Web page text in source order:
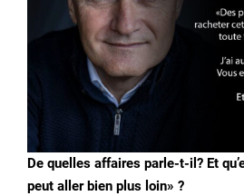
De quelles affaires parle-t-il? Et
peut aller bien plus loin» ?